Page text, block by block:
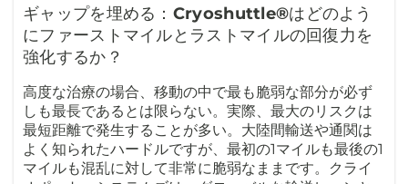
ギャップを埋める：Cryoshuttle®はどのよう
にファーストマイルとラストマイルの回復力を
強化するか？
高度な治療の場合、移動の中で最も脆弱な部分が必ず
しも最長であるとは限らない。実際、最大のリスクは
最短距離で発生することが多い。大陸間輸送や通関は
よく知られたハードルですが、最初の1マイルも最後の1
マイルも混乱に対して非常に脆弱なままです。クライ